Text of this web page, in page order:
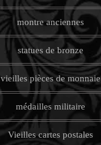
montre anciennes
statues de bronze
vieilles pièces de monnaie
médailles militaire
Vieilles cartes postales